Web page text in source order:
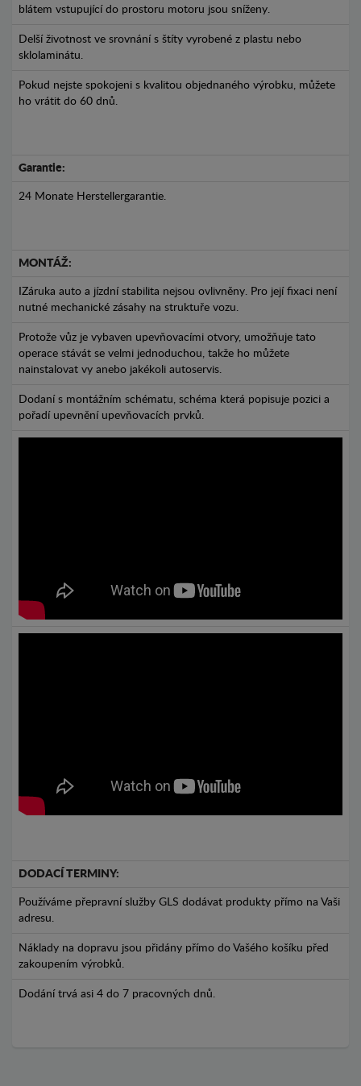
blátem vstupující do prostoru motoru jsou sníženy.
Delší životnost ve srovnání s štíty vyrobené z plastu nebo
sklolaminátu.
Pokud nejste spokojeni s kvalitou objednaného výrobku, můžete
ho vrátit do 60 dnů.
Garantie:
24 Monate Herstellergarantie.
MONTÁŽ:
IZáruka auto a jízdní stabilita nejsou ovlivněny. Pro její fixaci není
nutné mechanické zásahy na struktuře vozu.
Protože vůz je vybaven upevňovacími otvory, umožňuje tato
operace stávát se velmi jednoduchou, takže ho můžete
nainstalovat vy anebo jakékoli autoservis.
Dodaní s montážním schématu, schéma která popisuje pozici a
pořadí upevnění upevňovacích prvků.
DODACÍ TERMINY:
Používáme přepravní služby GLS dodávat produkty přímo na Vaši
adresu.
Náklady na dopravu jsou přidány přímo do Vašého košíku před
zakoupením výrobků.
Dodání trvá asi 4 do 7 pracovných dnů.